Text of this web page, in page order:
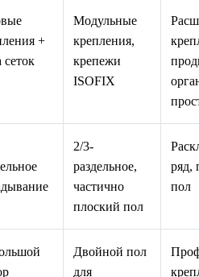
+
сеток
Модульные
крепления,
крепежи
ISOFIX
2/3-
раздельное,
частично
плоский пол
ряд,
пол
Двойной пол
для